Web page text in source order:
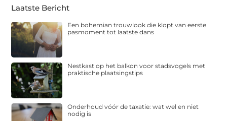
Laatste Bericht
Een bohemian trouwlook die klopt van eerste
pasmoment tot laatste dans
Nestkast op het balkon voor stadsvogels met
praktische plaatsingstips
Onderhoud vóór de taxatie: wat wel en niet
nodig is